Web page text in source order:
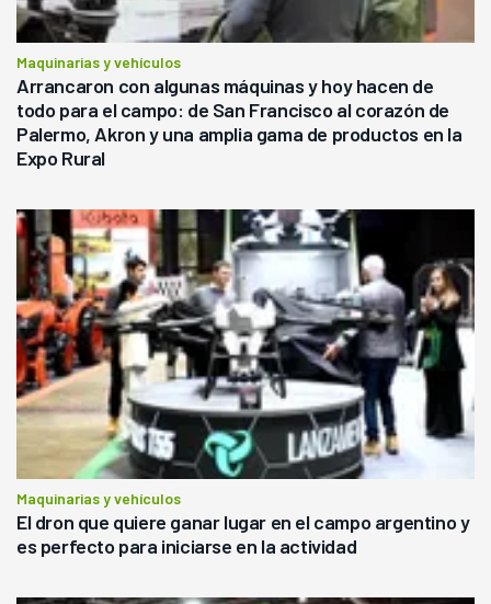
Maquinarias y vehículos
Arrancaron con algunas máquinas y hoy hacen de
todo para el campo: de San Francisco al corazón de
Palermo, Akron y una amplia gama de productos en la
Expo Rural
Maquinarias y vehículos
El dron que quiere ganar lugar en el campo argentino y
es perfecto para iniciarse en la actividad